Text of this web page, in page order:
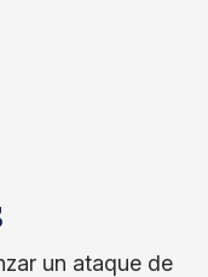
un ataque de